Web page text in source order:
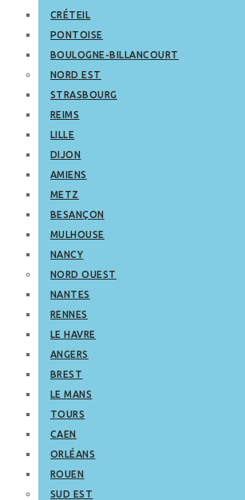
CRÉTEIL
PONTOISE
BOULOGNE-BILLANCOURT
NORD EST
STRASBOURG
REIMS
LILLE
DIJON
AMIENS
METZ
BESANÇON
MULHOUSE
NANCY
NORD OUEST
NANTES
RENNES
LE HAVRE
ANGERS
BREST
LE MANS
TOURS
CAEN
ORLÉANS
ROUEN
SUD EST